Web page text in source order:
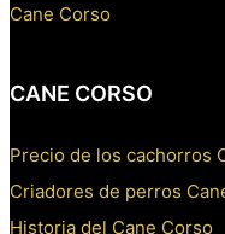
Cane Corso
CANE CORSO
Precio de los cachorros
Criadores de perros
Historia del Cane Corso